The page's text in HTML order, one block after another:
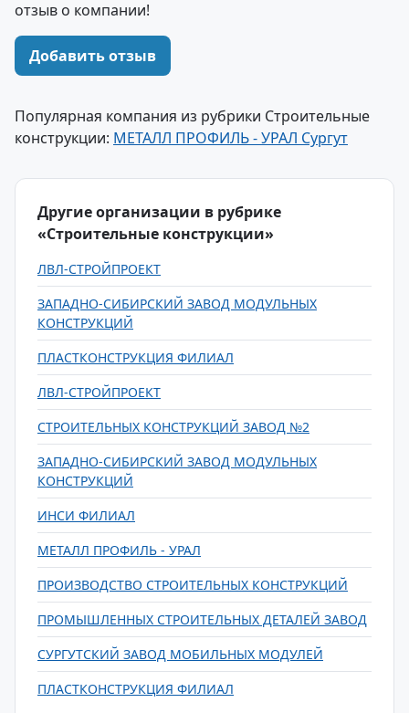
отзыв о компании!
Добавить отзыв
Популярная компания из рубрики Строительные
конструкции: МЕТАЛЛ ПРОФИЛЬ - УРАЛ Сургут
Другие организации в рубрике
«Строительные конструкции»
ЛВЛ-СТРОЙПРОЕКТ
ЗАПАДНО-СИБИРСКИЙ ЗАВОД МОДУЛЬНЫХ
КОНСТРУКЦИЙ
ПЛАСТКОНСТРУКЦИЯ ФИЛИАЛ
ЛВЛ-СТРОЙПРОЕКТ
СТРОИТЕЛЬНЫХ КОНСТРУКЦИЙ ЗАВОД №2
ЗАПАДНО-СИБИРСКИЙ ЗАВОД МОДУЛЬНЫХ
КОНСТРУКЦИЙ
ИНСИ ФИЛИАЛ
МЕТАЛЛ ПРОФИЛЬ - УРАЛ
ПРОИЗВОДСТВО СТРОИТЕЛЬНЫХ КОНСТРУКЦИЙ
ПРОМЫШЛЕННЫХ СТРОИТЕЛЬНЫХ ДЕТАЛЕЙ ЗАВОД
СУРГУТСКИЙ ЗАВОД МОБИЛЬНЫХ МОДУЛЕЙ
ПЛАСТКОНСТРУКЦИЯ ФИЛИАЛ